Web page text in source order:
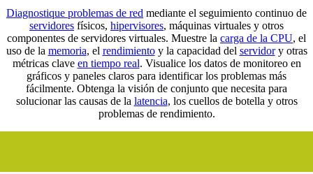
Diagnostique problemas de red mediante el seguimiento continuo de
servidores físicos, hipervisores, máquinas virtuales y otros
componentes de servidores virtuales. Muestre la carga de la CPU, el
uso de la memoria, el rendimientoy la capacidad del servidory otras
métricas clave en tiempo real. Visualice los datos de monitoreo en
gráficos y paneles claros para identificar los problemas más
fácilmente. Obtenga la visión de conjunto que necesita para
solucionar las causas de la latencia, los cuellos de botella y otros
problemas de rendimiento.